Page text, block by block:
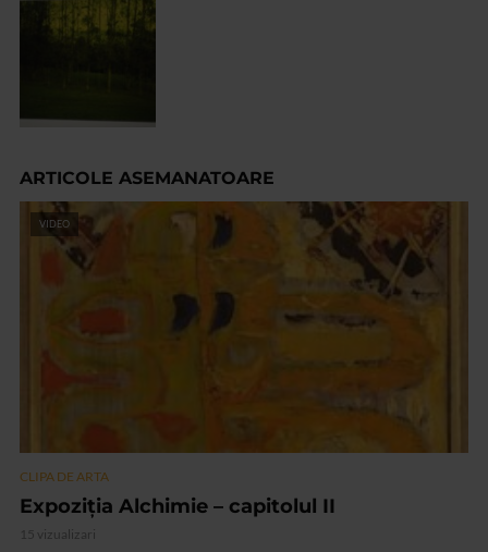
ARTICOLE ASEMANATOARE
VIDEO
CLIPA DE ARTA
Expoziția Alchimie – capitolul II
15 vizualizari